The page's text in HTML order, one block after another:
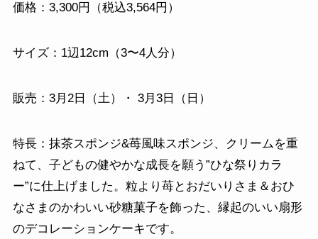
価格：3,300円（税込3,564円）
サイズ：1辺12cm（3〜4人分）
販売：3月2日（土）・ 3月3日（日）
特長：抹茶スポンジ&苺風味スポンジ、クリームを重
ねて、子どもの健やかな成長を願う”ひな祭りカラ
ー”に仕上げました。粒より苺とおだいりさま＆おひ
なさまのかわいい砂糖菓子を飾った、縁起のいい扇形
のデコレーションケーキです。